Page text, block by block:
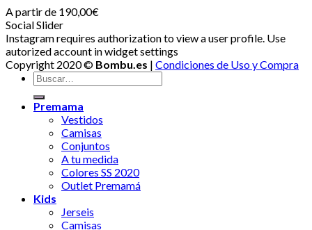
A partir de 190,00€
Social Slider
Instagram requires authorization to view a user profile. Use
autorized account in widget settings
Copyright 2020 © Bombu.es | Condiciones de Uso y Compra
Premama
Vestidos
Camisas
Conjuntos
A tu medida
Colores SS 2020
Outlet Premamá
Kids
Jerseis
Camisas